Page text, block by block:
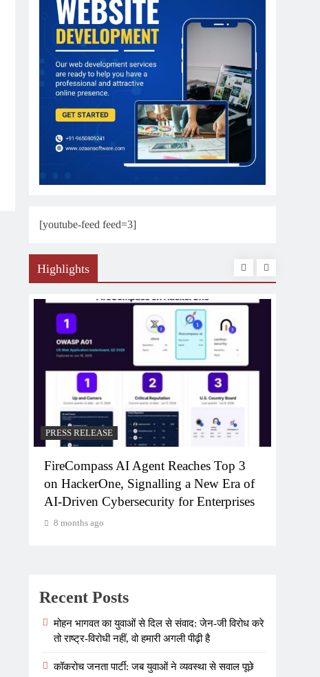
[youtube-feed feed=3]
Highlights
PRESS RELEASE
FireCompass AI Agent Reaches Top 3
on HackerOne, Signalling a New Era of
AI-Driven Cybersecurity for Enterprises
8 months ago
Recent Posts
मोहन भागवत का युवाओं से दिल से संवाद: जेन-जी विरोध करे
तो राष्ट्र-विरोधी नहीं, वो हमारी अगली पीढ़ी है
कॉकरोच जनता पार्टी: जब युवाओं ने व्यवस्था से सवाल पूछे